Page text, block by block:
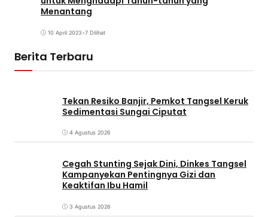
Menantang
10 April 2023•7 Dilihat
Berita Terbaru
Tekan Resiko Banjir, Pemkot Tangsel Keruk
Sedimentasi Sungai Ciputat
4 Agustus 2026
Cegah Stunting Sejak Dini, Dinkes Tangsel
Kampanyekan Pentingnya Gizi dan
Keaktifan Ibu Hamil
3 Agustus 2026